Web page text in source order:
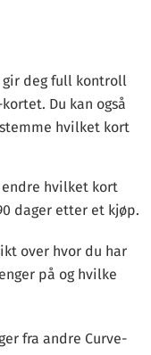
gir deg full kontroll
Du kan også
hvilket kort
hvilket kort
dager etter et kjøp.
over hvor du har
på og hvilke
fra andre Curve-